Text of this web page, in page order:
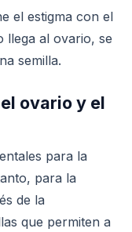
el estigma con el
llega al ovario, se
semilla.
ovario y el
para la
para la
de la
que permiten a